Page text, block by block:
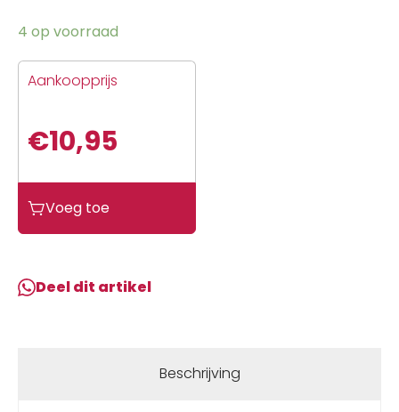
4 op voorraad
Aankoopprijs
€10,95
Remvloeistof
DOT4
aantal
Voeg toe
Deel dit artikel
Beschrijving